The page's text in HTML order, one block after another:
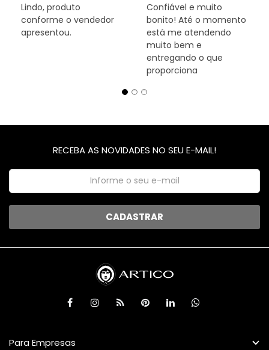
Lindo, produto
conforme o vendedor
apresentou.
Confiável e muito
bonito! Até o momento
está me atendendo
muito bem e
entregando o que
proporciona
RECEBA AS NOVIDADES NO SEU E-MAIL!
CADASTRAR
Para Empresas